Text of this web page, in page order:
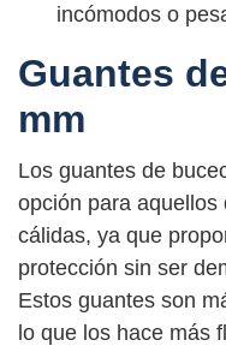
incómodos o
Guantes
mm
Los guantes de
opción para
cálidas, ya que
protección sin ser
Estos guantes son
lo que los hace más